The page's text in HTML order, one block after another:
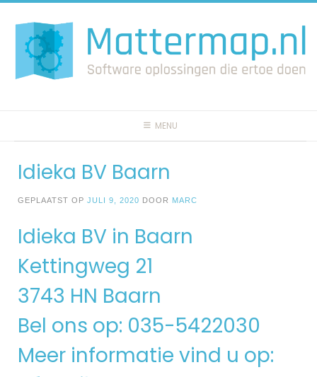
naar
inhoud
MENU
Idieka BV Baarn
GEPLAATST OP JULI 9, 2020 DOOR MARC
Idieka BV in Baarn
Kettingweg 21
3743 HN Baarn
Bel ons op: 035-5422030
Meer informatie vind u op: